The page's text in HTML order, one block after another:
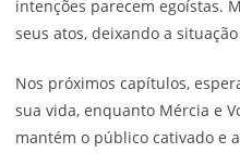
intenções parecem egoístas.
seus atos, deixando a
Nos próximos capítulos,
sua vida, enquanto Mércia e
mantém o público cativado e